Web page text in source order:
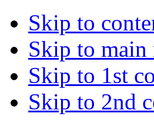
Skip to
Skip to main
Skip to 1st
Skip to 2nd